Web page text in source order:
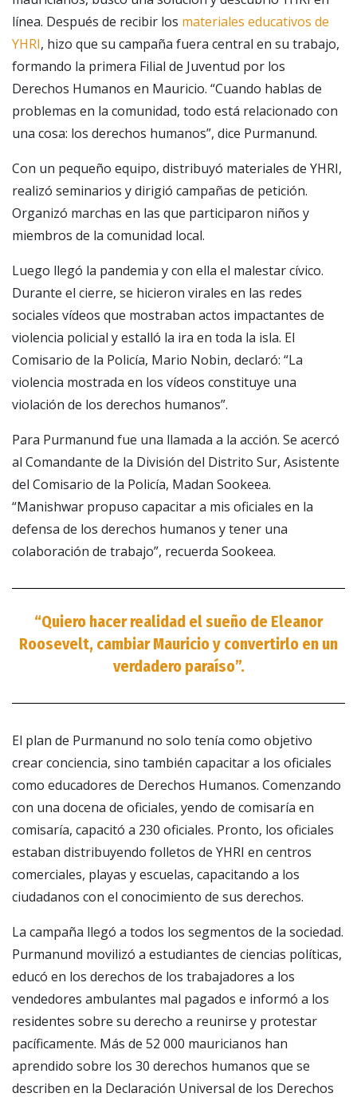
línea. Después de recibir los materiales educativos de
YHRI, hizo que su campaña fuera central en su trabajo,
formando la primera Filial de Juventud por los
Derechos Humanos en Mauricio. “Cuando hablas de
problemas en la comunidad, todo está relacionado con
una cosa: los derechos humanos”, dice Purmanund.
Con un pequeño equipo, distribuyó materiales de YHRI,
realizó seminarios y dirigió campañas de petición.
Organizó marchas en las que participaron niños y
miembros de la comunidad local.
Luego llegó la pandemia y con ella el malestar cívico.
Durante el cierre, se hicieron virales en las redes
sociales vídeos que mostraban actos impactantes de
violencia policial y estalló la ira en toda la isla. El
Comisario de la Policía, Mario Nobin, declaró: “La
violencia mostrada en los vídeos constituye una
violación de los derechos humanos”.
Para Purmanund fue una llamada a la acción. Se acercó
al Comandante de la División del Distrito Sur, Asistente
del Comisario de la Policía, Madan Sookeea.
“Manishwar propuso capacitar a mis oficiales en la
defensa de los derechos humanos y tener una
colaboración de trabajo”, recuerda Sookeea.
“Quiero hacer realidad el sueño de Eleanor
Roosevelt, cambiar Mauricio y convertirlo en un
verdadero paraíso”.
El plan de Purmanund no solo tenía como objetivo
crear conciencia, sino también capacitar a los oficiales
como educadores de Derechos Humanos. Comenzando
con una docena de oficiales, yendo de comisaría en
comisaría, capacitó a 230 oficiales. Pronto, los oficiales
estaban distribuyendo folletos de YHRI en centros
comerciales, playas y escuelas, capacitando a los
ciudadanos con el conocimiento de sus derechos.
La campaña llegó a todos los segmentos de la sociedad.
Purmanund movilizó a estudiantes de ciencias políticas,
educó en los derechos de los trabajadores a los
vendedores ambulantes mal pagados e informó a los
residentes sobre su derecho a reunirse y protestar
pacíficamente. Más de 52 000 mauricianos han
aprendido sobre los 30 derechos humanos que se
describen en la Declaración Universal de los Derechos